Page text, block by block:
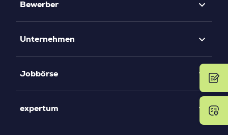
Bewerber
Unternehmen
Jobbörse
expertum